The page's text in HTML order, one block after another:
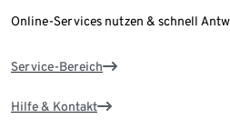
Online-Services nutzen & schnell
Service-Bereich
Hilfe & Kontakt